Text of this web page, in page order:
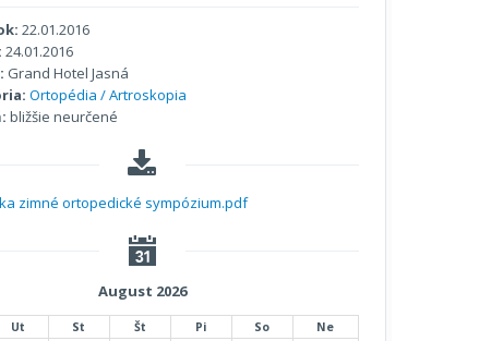
22.01.2016
24.01.2016
Grand Hotel Jasná
Ortopédia / Artroskopia
bližšie neurčené
zimné ortopedické sympózium.pdf
August 2026
Ut St Št Pi So
Ne